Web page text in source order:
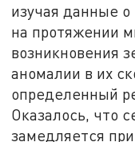
изучая данные о
на протяжении
возникновения
аномалии в их
определенный
Оказалось, что
замедляется